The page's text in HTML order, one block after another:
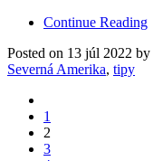
Continue Reading
Posted on 13 júl 2022 by
Severná Amerika, tipy
1
2
3